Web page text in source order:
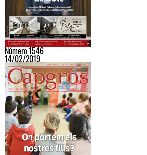
Número 1546
14/02/2019